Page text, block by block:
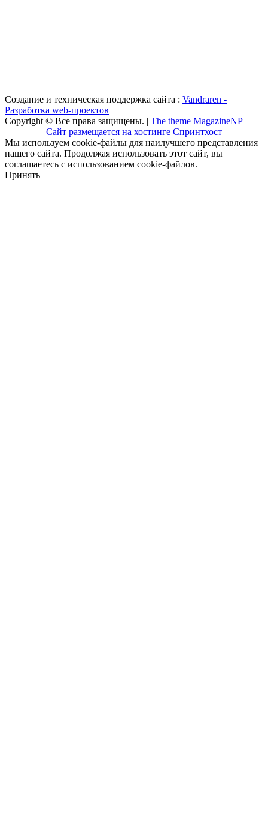
Создание и техническая поддержка сайта : Vandraren -
Разработка web-проектов
Copyright © Все права защищены. | The theme MagazineNP
Сайт размещается на хостинге Спринтхост
Мы используем cookie-файлы для наилучшего представления
нашего сайта. Продолжая использовать этот сайт, вы
соглашаетесь с использованием cookie-файлов.
Принять